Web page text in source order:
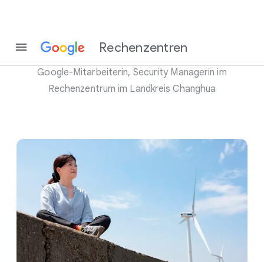
Rechenzentren
Melody Chang
Google-Mitarbeiterin, Security Managerin im
Rechenzentrum im Landkreis Changhua